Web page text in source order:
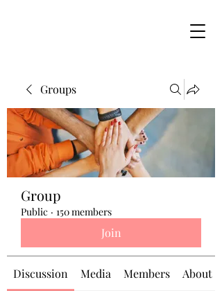
Groups
Group
Public · 150 members
Join
Discussion Media Members About